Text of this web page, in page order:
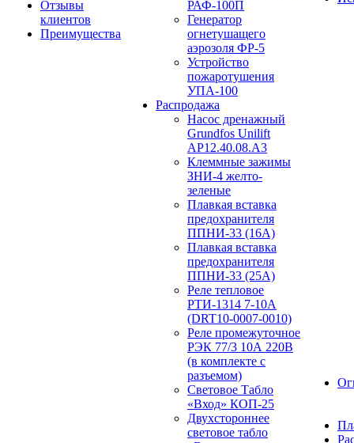
Отзывы
клиентов
Преимущества
РАФ-100П
Генератор
огнетушащего
аэрозоля ФР-5
Устройство
пожаротушения
УПА-100
Распродажа
Насос дренажный
Grundfos Unilift
АP12.40.08.A3
Клеммные зажимы
ЗНИ-4 желто-
зеленые
Плавкая вставка
предохранителя
ППНИ-33 (16А)
Плавкая вставка
предохранителя
ППНИ-33 (25А)
Реле тепловое
РТИ-1314 7-10А
(DRT10-0007-0010)
Реле промежуточное
РЭК 77/3 10А 220В
(в комплекте с
разъемом)
Световое Табло
«Вход» КОП-25
Двухстороннее
световое табло